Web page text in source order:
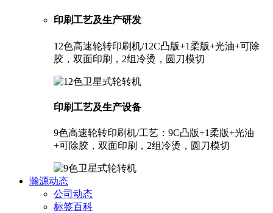
印刷工艺及生产研发
12色高速轮转印刷机/12C凸版+1柔版+光油+可除
胶，双面印刷，2组冷烫，圆刀模切
印刷工艺及生产设备
9色高速轮转印刷机/工艺：9C凸版+1柔版+光油
+可除胶，双面印刷，2组冷烫，圆刀模切
瀚源动态
公司动态
标签百科